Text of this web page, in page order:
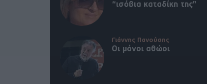
“ισόβια καταδίκη της”
Γιάννης Πανούσης
Οι μόνοι αθώοι